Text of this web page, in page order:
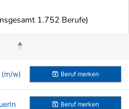
1.752 Berufe)
(m/w) Beruf merken
Beruf merken